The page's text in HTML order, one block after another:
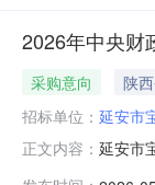
2026年中央财
采购意向 陕
招标单位： 延安市
正文内容： 延安市